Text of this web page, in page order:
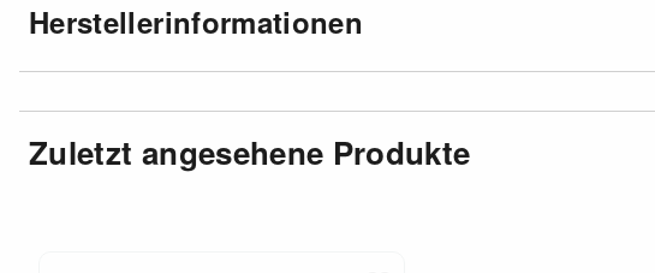
Herstellerinformationen
Zuletzt angesehene Produkte